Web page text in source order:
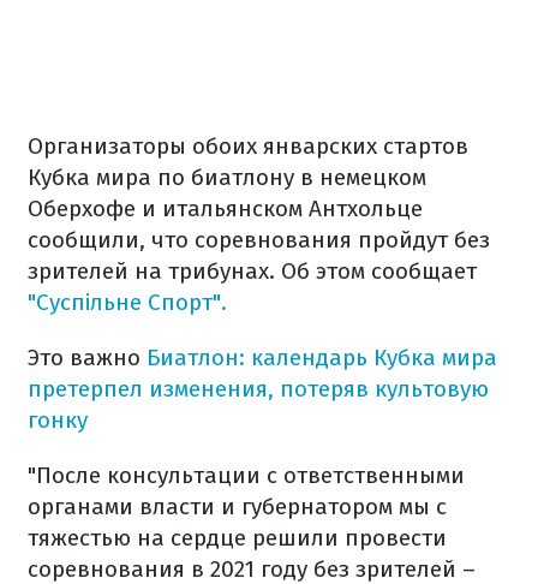
Организаторы обоих январских стартов
Кубка мира по биатлону в немецком
Оберхофе и итальянском Антхольце
сообщили, что соревнования пройдут без
зрителей на трибунах. Об этом сообщает
"Суспільне Спорт".
Это важно Биатлон: календарь Кубка мира
претерпел изменения, потеряв культовую
гонку
"После консультации с ответственными
органами власти и губернатором мы с
тяжестью на сердце решили провести
соревнования в 2021 году без зрителей –